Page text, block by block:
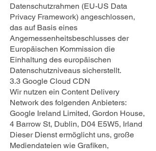
Datenschutzrahmen (EU-US Data
Privacy Framework) angeschlossen,
das auf Basis eines
Angemessenheitsbeschlusses der
Europäischen Kommission die
Einhaltung des europäischen
Datenschutzniveaus sicherstellt.
3.3 Google Cloud CDN
Wir nutzen ein Content Delivery
Network des folgenden Anbieters:
Google Ireland Limited, Gordon House,
4 Barrow St, Dublin, D04 E5W5, Irland
Dieser Dienst ermöglicht uns, große
Mediendateien wie Grafiken,